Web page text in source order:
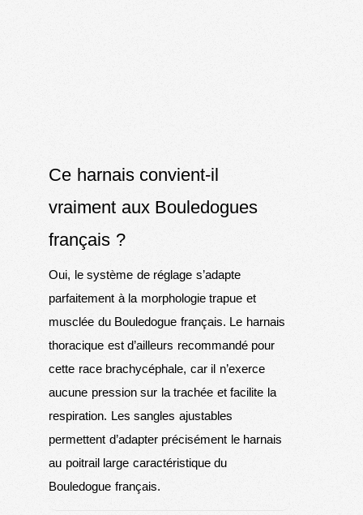
Ce harnais convient-il
vraiment aux Bouledogues
français ?
Oui, le système de réglage s’adapte
parfaitement à la morphologie trapue et
musclée du Bouledogue français. Le harnais
thoracique est d’ailleurs recommandé pour
cette race brachycéphale, car il n’exerce
aucune pression sur la trachée et facilite la
respiration. Les sangles ajustables
permettent d’adapter précisément le harnais
au poitrail large caractéristique du
Bouledogue français.